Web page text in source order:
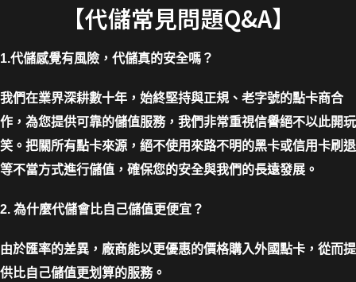
【代儲常見問題Q&A】
1.代儲感覺有風險，代儲真的安全嗎？
我們在業界深耕數十年，始終堅持與正規、老字號的點卡商合
作，為您提供可靠的儲值服務，我們非常重視信譽絕不以此開玩
笑。把關所有點卡來源，絕不使用來路不明的黑卡或信用卡刷退
等不當方式進行儲值，確保您的安全與我們的長遠發展。
2. 為什麼代儲會比自己儲值更便宜？
由於匯率的差異，廠商能以更優惠的價格購入外國點卡，從而提
供比自己儲值更划算的服務。